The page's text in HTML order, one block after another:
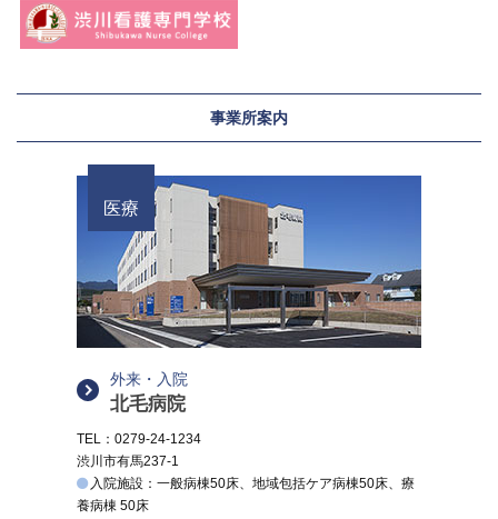
事業所案内
医療
外来・入院
北毛病院
TEL：0279-24-1234
渋川市有馬237-1
入院施設：一般病棟50床、地域包括ケア病棟50床、療
養病棟 50床